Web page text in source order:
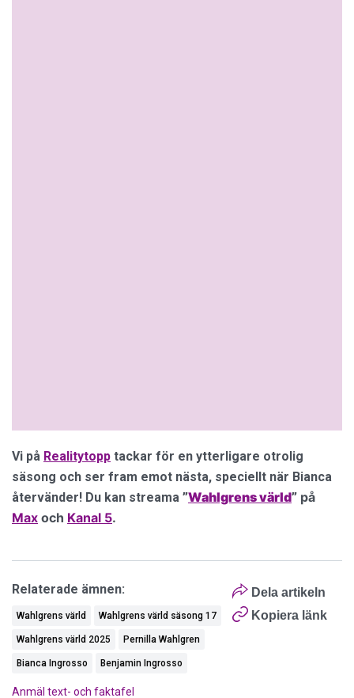
Vi på Realitytopp tackar för en ytterligare otrolig
säsong och ser fram emot nästa, speciellt när Bianca
återvänder! Du kan streama ”Wahlgrens värld” på
Max och Kanal 5.
Dela artikeln
Kopiera länk
Relaterade ämnen:
Wahlgrens värld Wahlgrens värld säsong 17
Wahlgrens värld 2025 Pernilla Wahlgren
Bianca Ingrosso Benjamin Ingrosso
Anmäl text- och faktafel